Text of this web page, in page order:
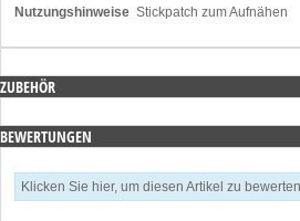
Nutzungshinweise Stickpatch zum Aufnähen
ZUBEHÖR
BEWERTUNGEN
Klicken Sie hier, um diesen Artikel zu